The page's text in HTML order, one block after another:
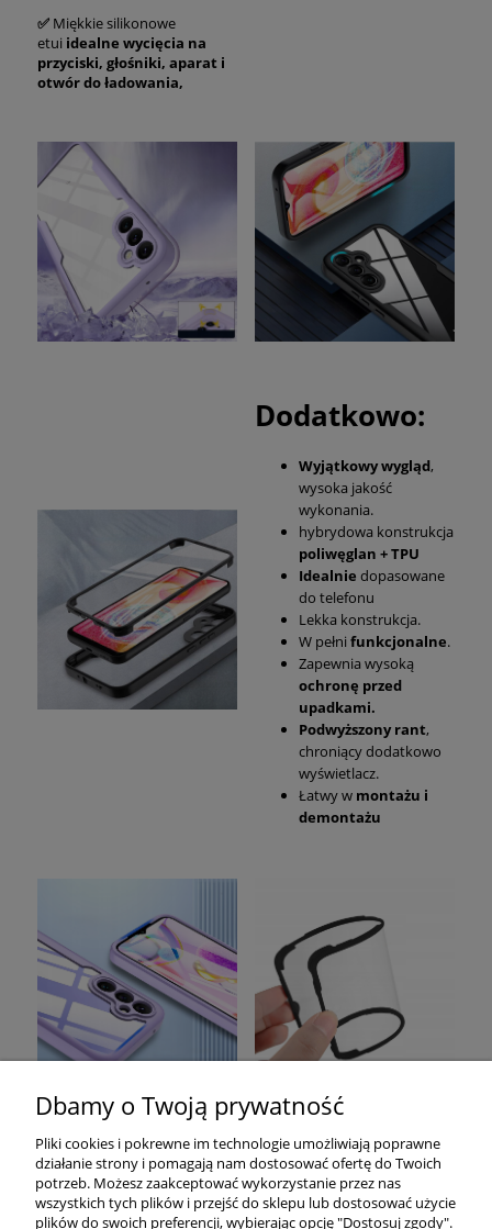
✅ Miękkie silikonowe
etui idealne wycięcia na
przyciski, głośniki, aparat i
otwór do ładowania,
Dodatkowo:
Wyjątkowy wygląd,
wysoka jakość
wykonania.
hybrydowa konstrukcja
poliwęglan + TPU
Idealnie dopasowane
do telefonu
Lekka konstrukcja.
W pełni funkcjonalne.
Zapewnia wysoką
ochronę przed
upadkami.
Podwyższony rant,
chroniący dodatkowo
wyświetlacz.
Łatwy w montażu i
demontażu
Pomoc
Moje konto
Dbamy o Twoją prywatność
Pliki cookies i pokrewne im technologie umożliwiają poprawne
działanie strony i pomagają nam dostosować ofertę do Twoich
potrzeb. Możesz zaakceptować wykorzystanie przez nas
wszystkich tych plików i przejść do sklepu lub dostosować użycie
plików do swoich preferencji, wybierając opcję "Dostosuj zgody".